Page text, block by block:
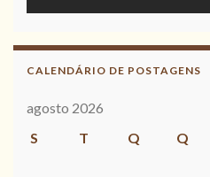
CALENDÁRIO DE POSTAGENS
agosto 2026
S
T Q Q